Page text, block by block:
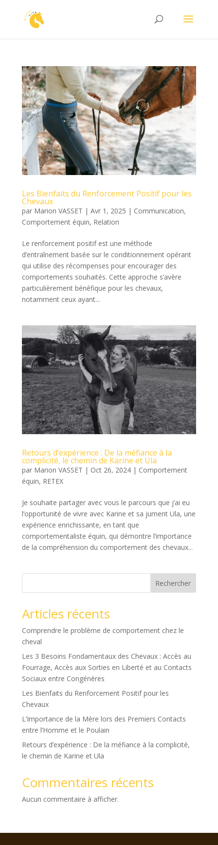
Les Bienfaits du Renforcement Positif pour les
Chevaux
par Marion VASSET | Avr 1, 2025 | Communication,
Comportement équin, Relation
Le renforcement positif est une méthode
d’entraînement basée sur le conditionnement opérant
qui utilise des récompenses pour encourager des
comportements souhaités. Cette approche s’avère
particulièrement bénéfique pour les chevaux,
notamment ceux ayant...
Retours d’expérience : De la méfiance à la
complicité, le chemin de Karine et Ula
par Marion VASSET | Oct 26, 2024| Comportement
équin, RETEX
Je souhaite partager avec vous le parcours que j’ai eu
l’opportunité de vivre avec Karine et sa jument Ula, une
expérience enrichissante, en tant que
comportementaliste équin, qui démontre l’importance
de la compréhension du comportement des chevaux...
Rechercher
Articles récents
Comprendre le problème de comportement chez le
cheval
Les 3 Besoins Fondamentaux des Chevaux : Accès au
Fourrage, Accès aux Sorties en Liberté et au Contacts
Sociaux entre Congénères
Les Bienfaits du Renforcement Positif pour les
Chevaux
L’Importance de la Mère lors des Premiers Contacts
entre l’Homme et le Poulain
Retours d’expérience : De la méfiance à la complicité,
le chemin de Karine et Ula
Commentaires récents
Aucun commentaire à afficher.